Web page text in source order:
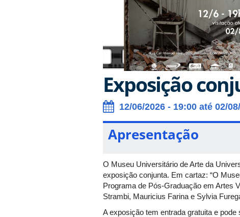
Exposição
12/06/2026 - 19:00 até 02/
Apresentação
O Museu Universitário de Arte da
exposição conjunta. Em cartaz: “O
Programa de Pós-Graduação em Artes
Strambi, Mauricius Farina e Sylvia
A exposição tem entrada gratuita e